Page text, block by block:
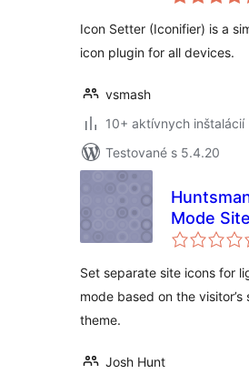
Icon Setter (Iconifier) is a
icon plugin for all devices.
vsmash
10+ aktívnych inštalácií
Testované s 5.4.20
Mode
Set separate site icons for
mode based on the visitor’s
theme.
Josh Hunt